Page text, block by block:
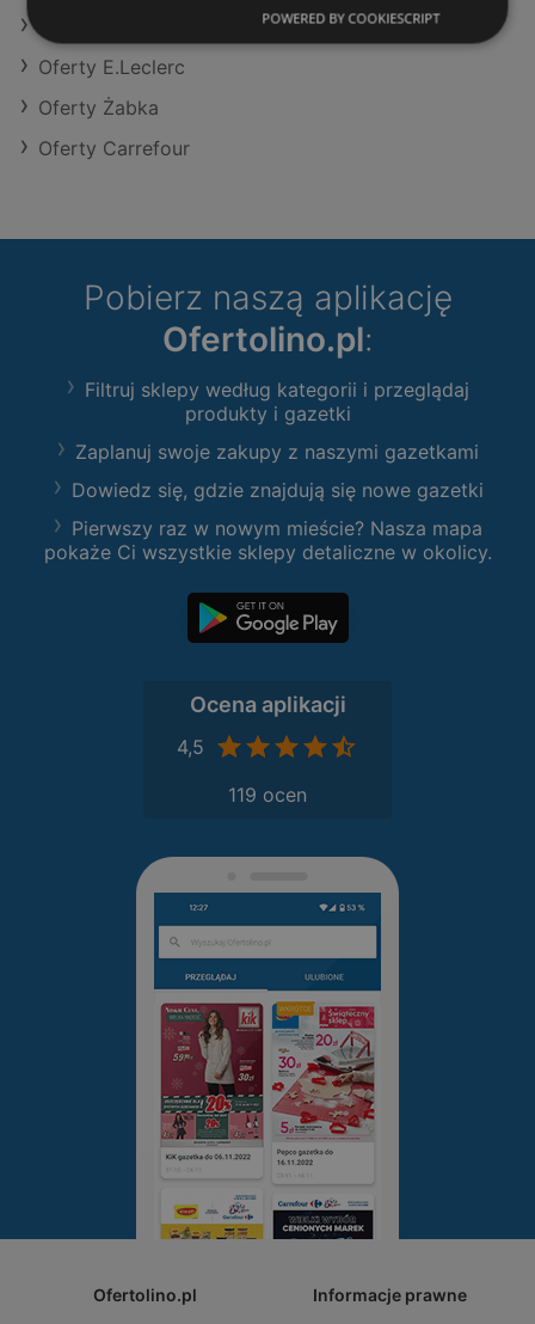
Oferty E.Leclerc
Oferty Żabka
Oferty Carrefour
Pobierz naszą aplikację
Ofertolino.pl:
Filtruj sklepy według kategorii i przeglądaj
produkty i gazetki
Zaplanuj swoje zakupy z naszymi gazetkami
Dowiedz się, gdzie znajdują się nowe gazetki
Pierwszy raz w nowym mieście? Nasza mapa
pokaże Ci wszystkie sklepy detaliczne w okolicy.
Ocena aplikacji
4,5
119 ocen
Ofertolino.pl Informacje prawne
POWERED BY COOKIESCRIPT